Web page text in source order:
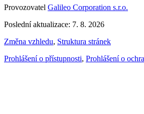
Provozovatel Galileo Corporation s.r.o.
Poslední aktualizace: 7. 8. 2026
Změna vzhledu, Struktura stránek
Prohlášení o přístupnosti, Prohlášení o